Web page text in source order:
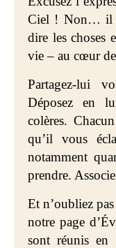
Ciel ! Non… il
dire les choses
vie – au cœur
Partagez-lui
Déposez en
colères.
qu’il vous
notamment
prendre.
Et n’oubliez
notre page
sont réunis